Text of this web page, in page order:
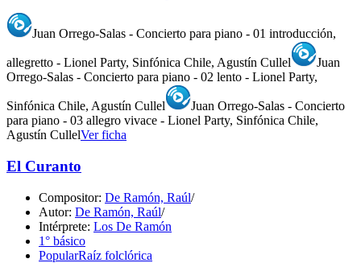
Juan Orrego-Salas - Concierto para piano - 01 introducción,
allegretto - Lionel Party, Sinfónica Chile, Agustín Cullel
Juan
Orrego-Salas - Concierto para piano - 02 lento - Lionel Party,
Sinfónica Chile, Agustín Cullel
Juan Orrego-Salas - Concierto
para piano - 03 allegro vivace - Lionel Party, Sinfónica Chile,
Agustín CullelVer ficha
El Curanto
Compositor: De Ramón, Raúl/
Autor: De Ramón, Raúl/
Intérprete: Los De Ramón
1° básico
PopularRaíz folclórica